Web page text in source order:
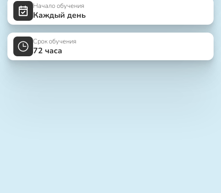
Начало обучения
Каждый день
Срок обучения
72 часа